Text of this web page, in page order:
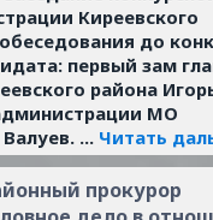
Киреевского
до
первый зам
района
МО
Валуев. ... Читать
прокурор